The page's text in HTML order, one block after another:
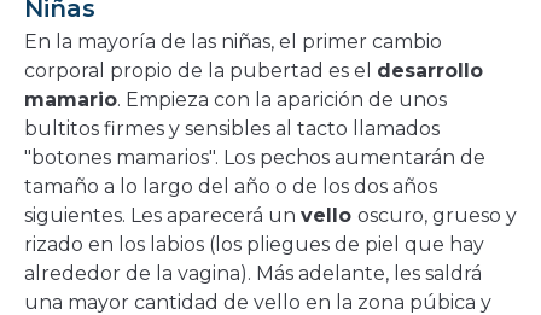
Niñas
En la mayoría de las niñas, el primer cambio
corporal propio de la pubertad es el desarrollo
mamario. Empieza con la aparición de unos
bultitos firmes y sensibles al tacto llamados
"botones mamarios". Los pechos aumentarán de
tamaño a lo largo del año o de los dos años
siguientes. Les aparecerá un vello oscuro, grueso y
rizado en los labios (los pliegues de piel que hay
alrededor de la vagina). Más adelante, les saldrá
una mayor cantidad de vello en la zona púbica y